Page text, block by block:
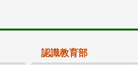
認識教育部